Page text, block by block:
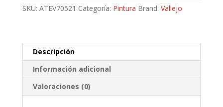
Color
pincel
cantidad
SKU: ATEV70521 Categoría: Pintura Brand: Vallejo
Descripción
Información adicional
Valoraciones (0)